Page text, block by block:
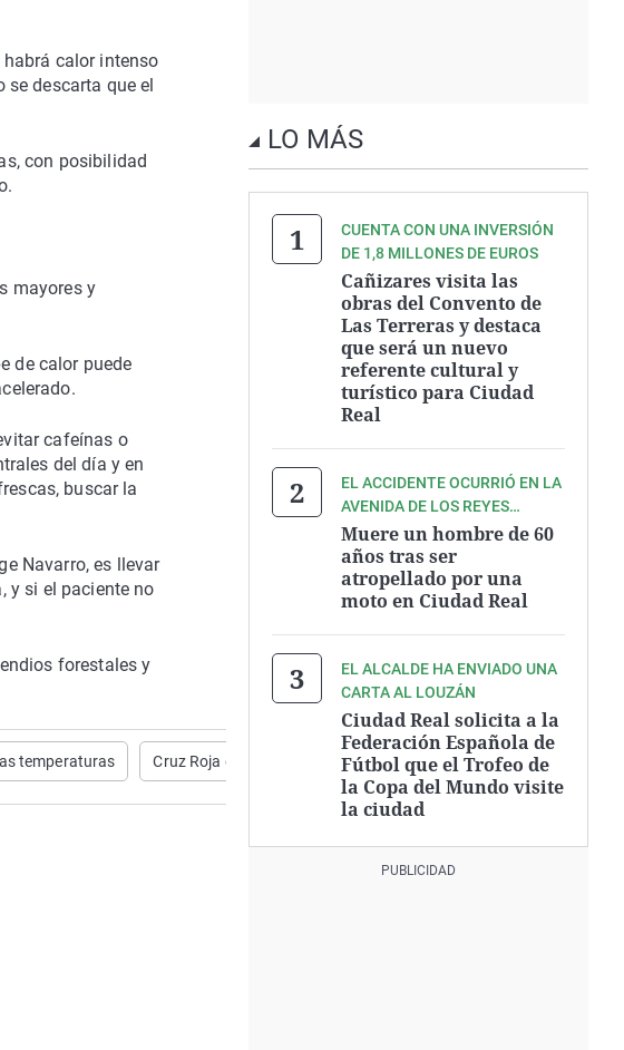
habrá calor intenso
descarta que el
con posibilidad
mayores y
de calor puede
cafeínas o
del día y en
buscar la
Navarro, es llevar
y si el paciente no
forestales y
temperaturas Cruz Roja de Ciudad Real jorge navarro
LO MÁS
CUENTA CON UNA INVERSIÓN
DE 1,8 MILLONES DE EUROS
Cañizares visita las
obras del Convento de
Las Terreras y destaca
que será un nuevo
referente cultural y
turístico para Ciudad
Real
EL ACCIDENTE OCURRIÓ EN LA
AVENIDA DE LOS REYES
CATÓLICOS
Muere un hombre de 60
años tras ser
atropellado por una
moto en Ciudad Real
EL ALCALDE HA ENVIADO UNA
CARTA AL LOUZÁN
Ciudad Real solicita a la
Federación Española de
Fútbol que el Trofeo de
la Copa del Mundo visite
la ciudad